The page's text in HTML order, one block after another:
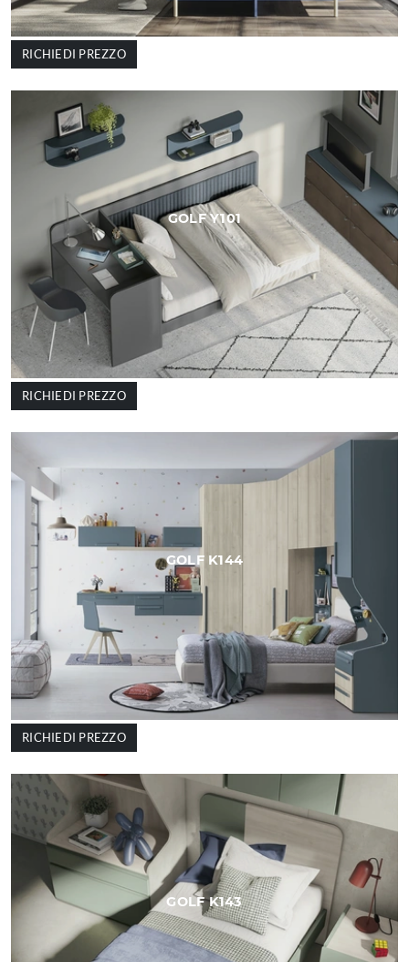
RICHIEDI PREZZO
GOLF Y101
RICHIEDI PREZZO
GOLF K144
RICHIEDI PREZZO
GOLF K143